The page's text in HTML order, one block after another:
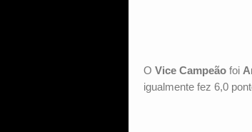
O Vice Campeão foi
igualmente fez 6,0